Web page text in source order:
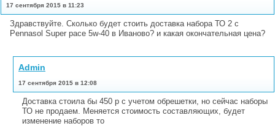
17 сентября 2015 в 11:23
Здравствуйте. Сколько будет стоить доставка набора ТО 2 с
Pennasol Super pace 5w-40 в Иваново? и какая окончательная цена?
Admin
17 сентября 2015 в 12:08
Доставка стоила бы 450 р с учетом обрешетки, но сейчас наборы
ТО не продаем. Меняется стоимость составляющих, будет
изменение наборов то